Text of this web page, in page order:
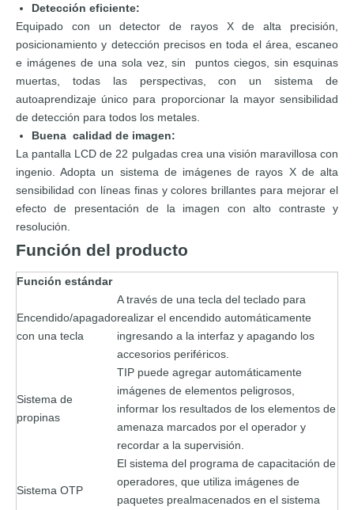
Detección eficiente:
Equipado con un detector de rayos X de alta precisión,
posicionamiento y detección precisos en toda el área, escaneo
e imágenes de una sola vez, sin puntos ciegos, sin esquinas
muertas, todas las perspectivas, con un sistema de
autoaprendizaje único para proporcionar la mayor sensibilidad
de detección para todos los metales.
Buena calidad de imagen:
La pantalla LCD de 22 pulgadas crea una visión maravillosa con
ingenio. Adopta un sistema de imágenes de rayos X de alta
sensibilidad con líneas finas y colores brillantes para mejorar el
efecto de presentación de la imagen con alto contraste y
resolución.
Función del producto
Función estándar
Encendido/apagado
con una tecla
A través de una tecla del teclado para
realizar el encendido automáticamente
ingresando a la interfaz y apagando los
accesorios periféricos.
Sistema de
propinas
TIP puede agregar automáticamente
imágenes de elementos peligrosos,
informar los resultados de los elementos de
amenaza marcados por el operador y
recordar a la supervisión.
Sistema OTP
El sistema del programa de capacitación de
operadores, que utiliza imágenes de
paquetes prealmacenados en el sistema